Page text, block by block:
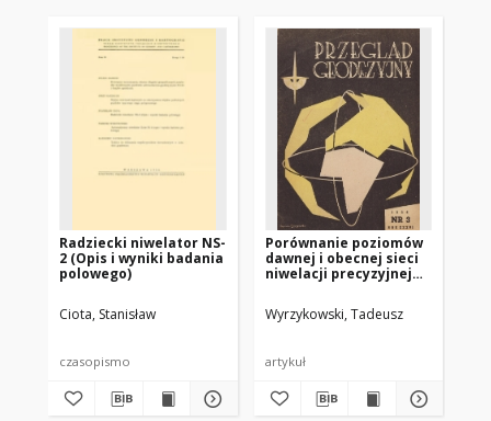
Radziecki niwelator NS-
2 (Opis i wyniki badania
polowego)
Ciota, Stanisław
czasopismo
Porównanie poziomów
dawnej i obecnej sieci
niwelacji precyzyjnej
północnych obszarach
Polski
Wyrzykowski, Tadeusz
artykuł